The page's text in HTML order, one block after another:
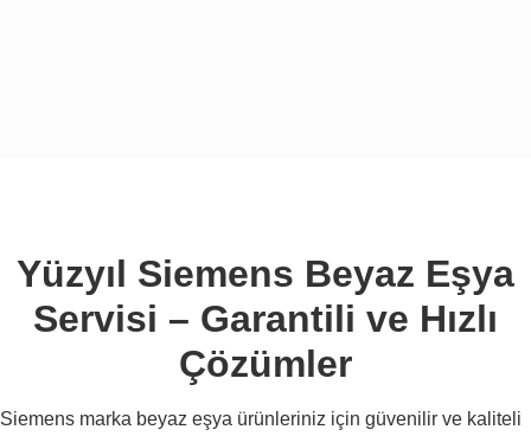
Yüzyıl Siemens Beyaz Eşya
Servisi – Garantili ve Hızlı
Çözümler
Siemens marka beyaz eşya ürünleriniz için güvenilir ve kaliteli